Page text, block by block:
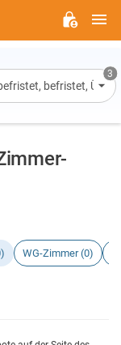
3
befristet,
WG-Zimmer (0)